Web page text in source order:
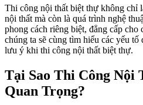
Thi công nội thất biệt thự không chỉ
nội thất mà còn là quá trình nghệ
phong cách riêng biệt, đẳng cấp cho
chúng ta sẽ cùng tìm hiểu các yếu
lưu ý khi thi công nội thất biệt thự.
Tại Sao Thi Công Nội
Quan Trọng?